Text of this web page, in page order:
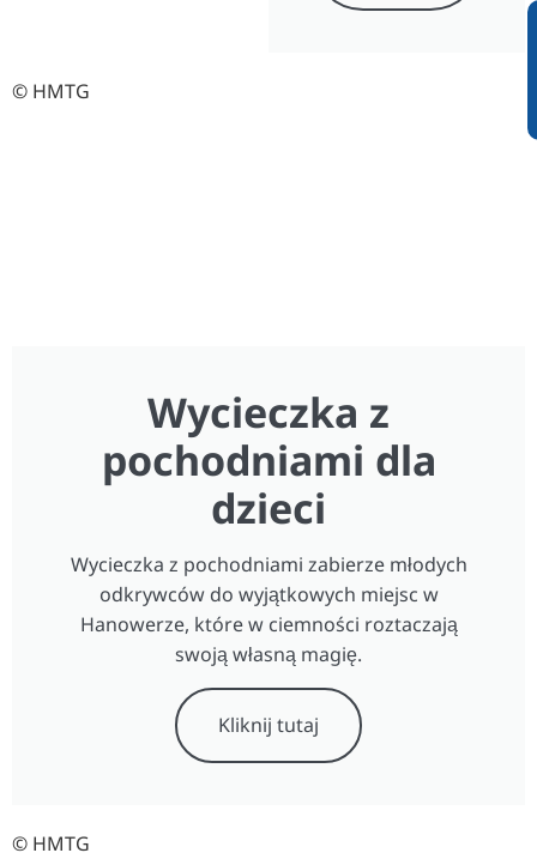
© HMTG
Wycieczka z
pochodniami dla
dzieci
Wycieczka z pochodniami zabierze młodych
odkrywców do wyjątkowych miejsc w
Hanowerze, które w ciemności roztaczają
swoją własną magię.
Kliknij tutaj
© HMTG